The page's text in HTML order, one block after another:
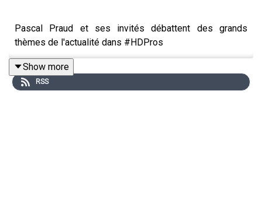
Pascal Praud et ses invités débattent des grands
thèmes de l'actualité dans #HDPros
Show more
RSS